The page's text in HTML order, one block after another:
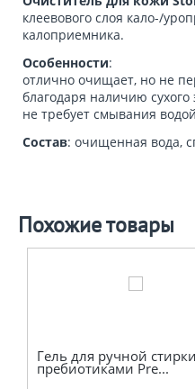
клеевового слоя кало-/
калоприемника.
Особенности:
отлично очищает, но не
благодаря наличию
не требует смывания водой
Состав: очищенная вода,
Похожие товары
Гель для ручной
пребиотиками Pre...